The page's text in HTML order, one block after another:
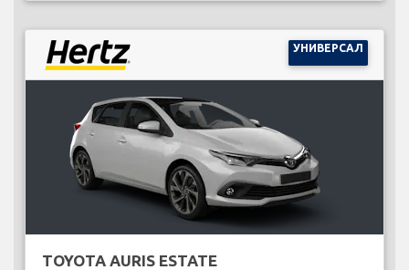
УНИВЕРСАЛ
TOYOTA AURIS ESTATE